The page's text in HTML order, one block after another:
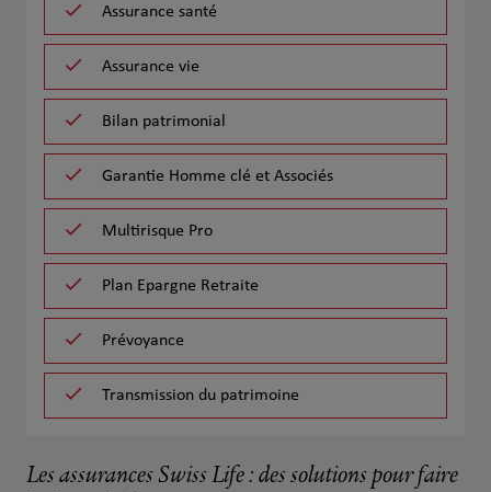
Assurance santé
Assurance vie
Bilan patrimonial
Garantie Homme clé et Associés
Multirisque Pro
Plan Epargne Retraite
Prévoyance
Transmission du patrimoine
Les assurances Swiss Life : des solutions pour faire